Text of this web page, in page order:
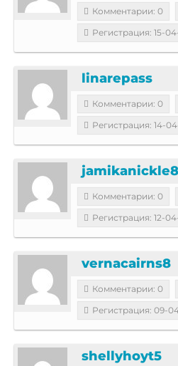
Комментарии: 0
Регистрация: 15-
linarepass
Комментарии: 0
Регистрация: 14-
jamikanickle8
Комментарии: 0
Регистрация: 12-
vernacairns8
Комментарии: 0
Регистрация: 09-
shellyhoyt5